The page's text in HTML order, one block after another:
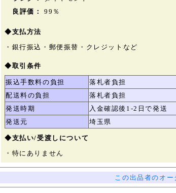
良評価：
99％
◆支払方法
・銀行振込・郵便振替・クレジットなど
◆取引条件
振込手数料の負担
落札者負担
配送料の負担
落札者負担
発送時期
入金確認後1-2日で発送
発送元
埼玉県
◆支払い/受渡しについて
・特にありません
この出品者のオー